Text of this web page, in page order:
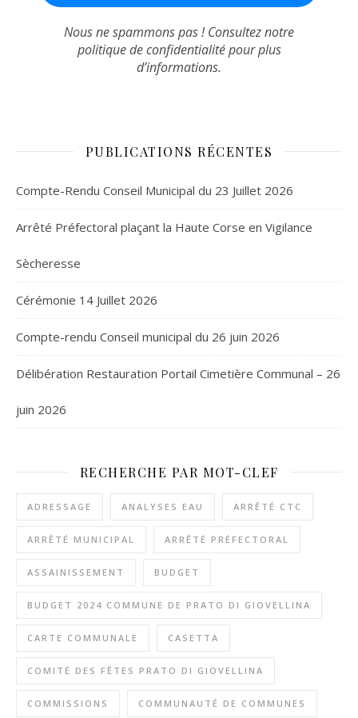
Nous ne spammons pas ! Consultez notre
politique de confidentialitépour plus
d’informations.
PUBLICATIONS RÉCENTES
Compte-Rendu Conseil Municipal du 23 Juillet 2026
Arrêté Préfectoral plaçant la Haute Corse en Vigilance
Sècheresse
Cérémonie 14 Juillet 2026
Compte-rendu Conseil municipal du 26 juin 2026
Délibération Restauration Portail Cimetière Communal – 26
juin 2026
RECHERCHE PAR MOT-CLEF
ADRESSAGE ANALYSES EAU ARRÊTÉ CTC
ARRÊTÉ MUNICIPAL ARRÊTÉ PRÉFECTORAL
ASSAINISSEMENT BUDGET
BUDGET 2024 COMMUNE DE PRATO DI GIOVELLINA
CARTE COMMUNALE CASETTA
COMITÉ DES FÊTES PRATO DI GIOVELLINA
COMMISSIONS COMMUNAUTÉ DE COMMUNES